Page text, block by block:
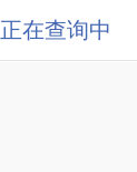
正在查询中